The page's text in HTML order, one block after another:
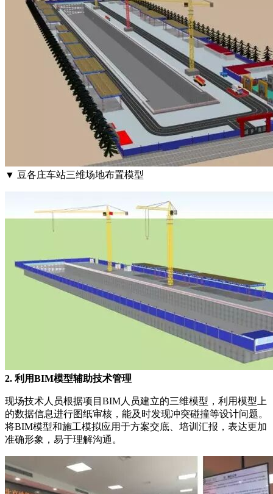
▼ 豆各庄车站三维场地布置模型
2. 利用BIM模型辅助技术管理
现场技术人员根据项目BIM人员建立的三维模型，利用模型上
的数据信息进行图纸审核，能及时发现冲突碰撞等设计问题。
将BIM模型和施工模拟应用于方案交底、培训汇报，表达更加
准确形象，易于理解沟通。